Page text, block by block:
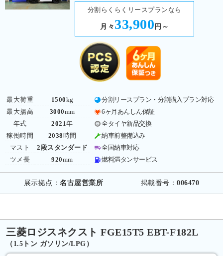
分割らくらくリースプランなら
月々 33,900 円～
最大荷重
最大揚高
年式
稼働時間
マスト
ツメ長
1500kg
3000mm
2021年
2038 時間
2段スタンダード
920mm
分割リースプラン・分割購入プラン対応
6ヶ月あんしん保証
全タイヤ新品交換
納車前整備込み
全国納車対応
燃料満タンサービス
展示拠点：名古屋営業所 掲載番号：006470
三菱ロジスネクスト FGE15T5 EBT-F182L
（1.5トン ガソリン/LPG）